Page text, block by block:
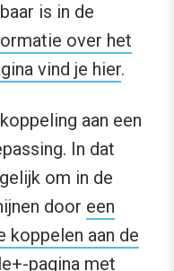
is in de
over het
vind je hier.
aan een
In dat
om in de
door een
koppelen aan de
pagina met